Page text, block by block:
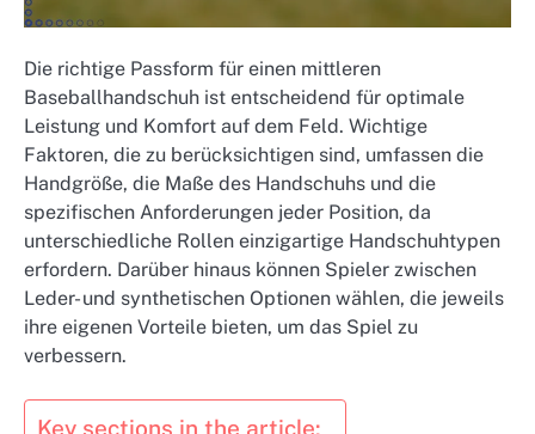
Die richtige Passform für einen mittleren
Baseballhandschuh ist entscheidend für optimale
Leistung und Komfort auf dem Feld. Wichtige
Faktoren, die zu berücksichtigen sind, umfassen die
Handgröße, die Maße des Handschuhs und die
spezifischen Anforderungen jeder Position, da
unterschiedliche Rollen einzigartige Handschuhtypen
erfordern. Darüber hinaus können Spieler zwischen
Leder- und synthetischen Optionen wählen, die jeweils
ihre eigenen Vorteile bieten, um das Spiel zu
verbessern.
Key sections in the article: